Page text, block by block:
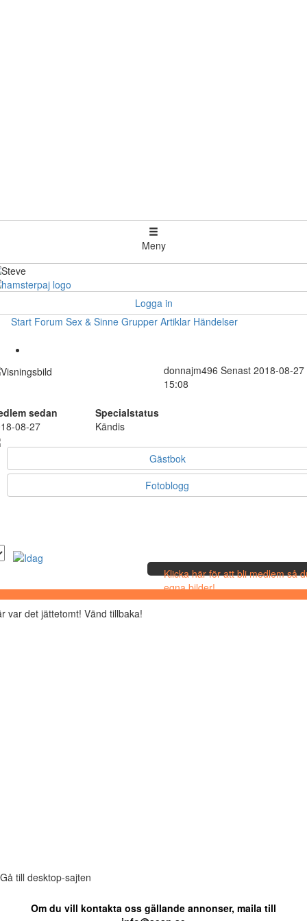
Meny
Logga in
Start Forum Sex & Sinne Grupper Artiklar Händelser
donnajm496 Senast 2018-08-27
15:08
sedan
Specialstatus
08-27
Kändis
Gästbok
Fotoblogg
Klicka här för att bli medlem så
egna bilder!
var det jättetomt! Vänd tillbaka!
Gå till desktop-sajten
Om du vill kontakta oss gällande annonser, maila till